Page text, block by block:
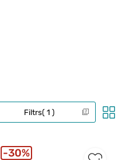
Filtrs 1
30%